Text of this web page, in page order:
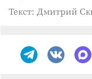
Текст: Дмитрий